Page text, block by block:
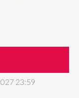
23:59